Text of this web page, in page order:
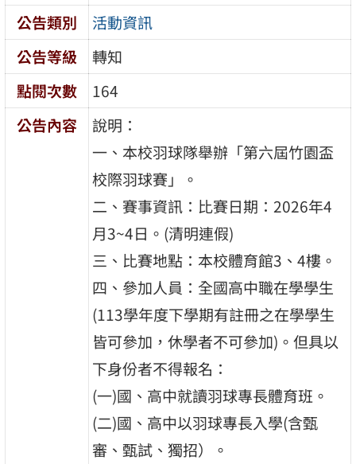
公告類別
活動資訊
公告等級
轉知
點閱次數
164
公告內容
說明：
一、本校羽球隊舉辦「第六屆竹園盃
校際羽球賽」。
二、賽事資訊：比賽日期：2026年4
月3~4日。(清明連假)
三、比賽地點：本校體育館3、4樓。
四、參加人員：全國高中職在學學生
(113學年度下學期有註冊之在學學生
皆可參加，休學者不可參加)。但具以
下身份者不得報名：
(一)國、高中就讀羽球專長體育班。
(二)國、高中以羽球專長入學(含甄
審、甄試、獨招）。